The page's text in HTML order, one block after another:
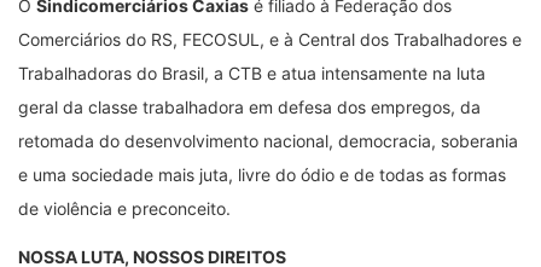
O Sindicomerciários Caxias é filiado à Federação dos
Comerciários do RS, FECOSUL, e à Central dos Trabalhadores e
Trabalhadoras do Brasil, a CTB e atua intensamente na luta
geral da classe trabalhadora em defesa dos empregos, da
retomada do desenvolvimento nacional, democracia, soberania
e uma sociedade mais juta, livre do ódio e de todas as formas
de violência e preconceito.
NOSSA LUTA, NOSSOS DIREITOS